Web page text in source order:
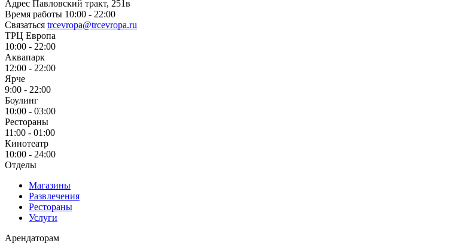
Адрес Павловский тракт, 251в
Время работы 10:00 - 22:00
Связаться trcevropa@trcevropa.ru
ТРЦ Европа
10:00 - 22:00
Аквапарк
12:00 - 22:00
Ярче
9:00 - 22:00
Боулинг
10:00 - 03:00
Рестораны
11:00 - 01:00
Кинотеатр
10:00 - 24:00
Отделы
Магазины
Развлечения
Рестораны
Услуги
Арендаторам